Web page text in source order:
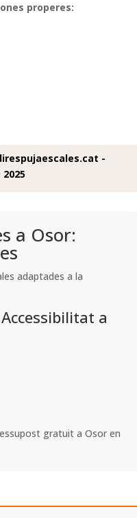
properes:
-
a Osor:
adaptades a la
a
gratuit a Osor en